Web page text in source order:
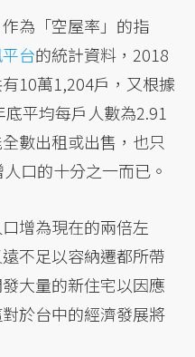
為「空屋率」的指
台的統計資料，2018
10萬1,204戶，又根據
底平均每戶人數為2.91
數出租或出售，也只
口的十分之一而已。
增為現在的兩倍左
不足以容納遷都所帶
大量的新住宅以因應
於台中的經濟發展將